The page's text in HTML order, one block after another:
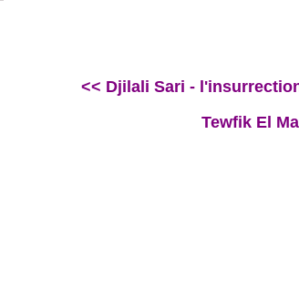
<< Djilali Sari -
Tewfik El